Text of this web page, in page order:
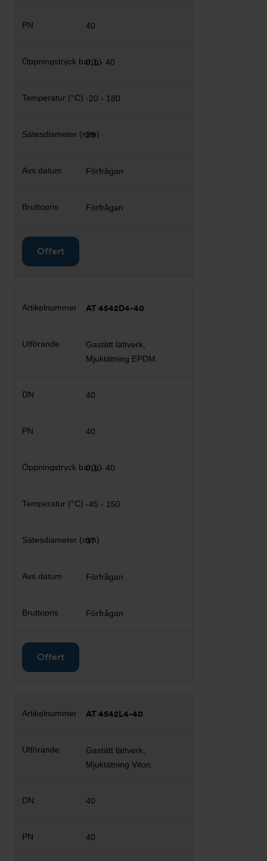
40
0,1 - 40
-20 - 180
29
Förfrågan
Förfrågan
Offert
AT 4542D4-40
Gastätt lättverk,
Mjuktätning EPDM
40
40
0,1 - 40
-45 - 150
37
Förfrågan
Förfrågan
Offert
AT 4542L4-40
Gastätt lättverk,
Mjuktätning Viton
40
40